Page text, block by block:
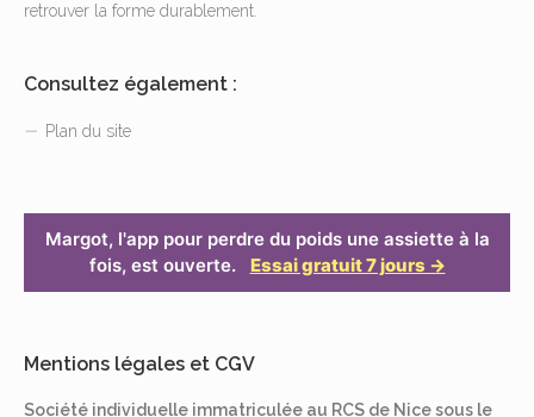
retrouver la forme durablement.
Consultez également :
Plan du site
Margot, l'app pour perdre du poids une assiette à la
fois, est ouverte.
Essai gratuit 7 jours →
Mentions légales et CGV
Société individuelle immatriculée au RCS de Nice sous le